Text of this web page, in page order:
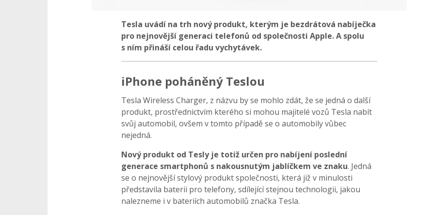
Tesla uvádí na trh nový produkt, kterým je bezdrátová nabíječka
pro nejnovější generaci telefonů od společnosti Apple. A spolu
s ním přináší celou řadu vychytávek.
iPhone poháněný Teslou
Tesla Wireless Charger, z názvu by se mohlo zdát, že se jedná o další
produkt, prostřednictvím kterého si mohou majitelé vozů Tesla nabít
svůj automobil, ovšem v tomto případě se o automobily vůbec
nejedná.
Nový produkt od Tesly je totiž určen pro nabíjení poslední
generace smartphonů s nakousnutým jablíčkem ve znaku. Jedná
se o nejnovější stylový produkt společnosti, která již v minulosti
představila baterii pro telefony, sdílející stejnou technologii, jakou
nalezneme i v bateriích automobilů značka Tesla.